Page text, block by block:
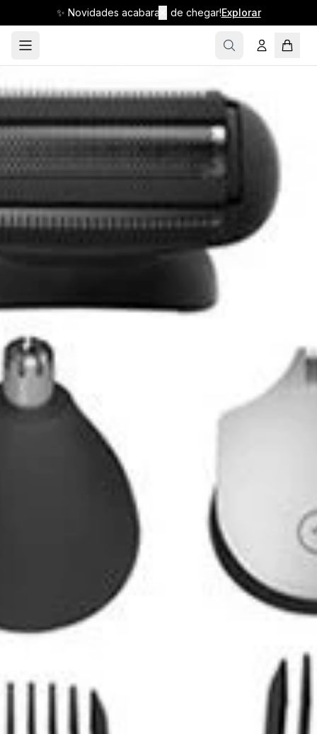
✨ Novidades acabaram de chegar!Explorar